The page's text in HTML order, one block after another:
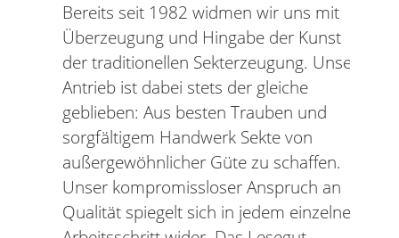
Bereits seit 1982 widmen wir uns mit
Überzeugung und Hingabe der Kunst
der traditionellen Sekterzeugung. Unser
Antrieb ist dabei stets der gleiche
geblieben: Aus besten Trauben und
sorgfältigem Handwerk Sekte von
außergewöhnlicher Güte zu schaffen.
Unser kompromissloser Anspruch an
Qualität spiegelt sich in jedem einzelnen